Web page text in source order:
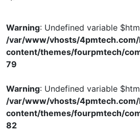
Warning: Undefined variable
/var/www/vhosts/
content/themes/fourpmtech/
79
Warning: Undefined variable
/var/www/vhosts/
content/themes/fourpmtech/
82